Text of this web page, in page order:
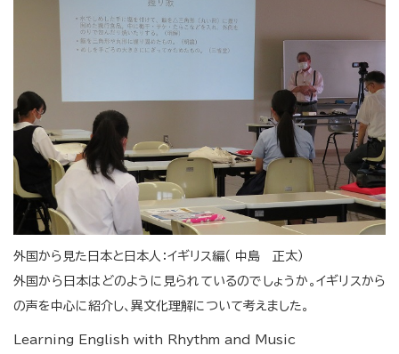
外国から見た日本と日本人：イギリス編（ 中島 正太）
外国から日本はどのように見られているのでしょうか。イギリスから
の声を中心に紹介し、異文化理解について考えました。
Learning English with Rhythm and Music